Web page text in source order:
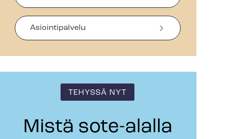
Asiointipalvelu
TEHYSSÄ NYT
Mistä sote-alalla